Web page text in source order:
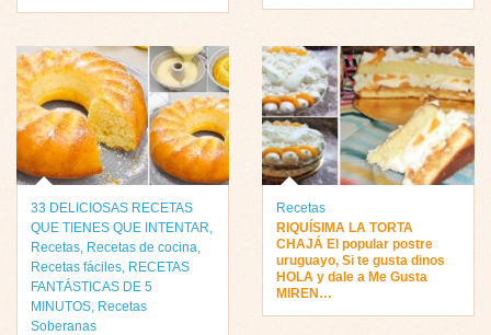
33 DELICIOSAS RECETAS
QUE TIENES QUE INTENTAR,
Recetas, Recetas de cocina,
Recetas fáciles, RECETAS
FANTÁSTICAS DE 5
MINUTOS, Recetas
Soberanas
Recetas
RIQUÍSIMA LA TORTA
CHAJÁ El popular postre
uruguayo, Si te gusta dinos
HOLA y dale a Me Gusta
MIREN…